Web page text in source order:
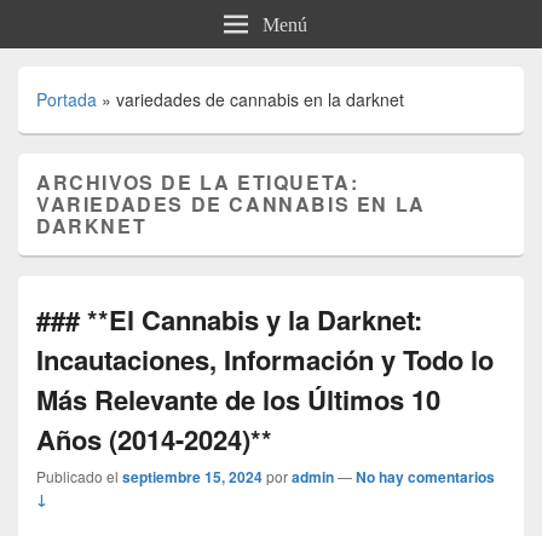
Menú
Portada » variedades de cannabis en la darknet
ARCHIVOS DE LA ETIQUETA:
VARIEDADES DE CANNABIS EN LA
DARKNET
### **El Cannabis y la Darknet:
Incautaciones, Información y Todo lo
Más Relevante de los Últimos 10
Años (2014-2024)**
Publicado el septiembre 15, 2024poradmin—No hay comentarios
↓